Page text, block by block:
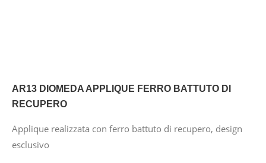
AR13 DIOMEDA APPLIQUE FERRO BATTUTO DI
RECUPERO
Applique realizzata con ferro battuto di recupero, design
esclusivo